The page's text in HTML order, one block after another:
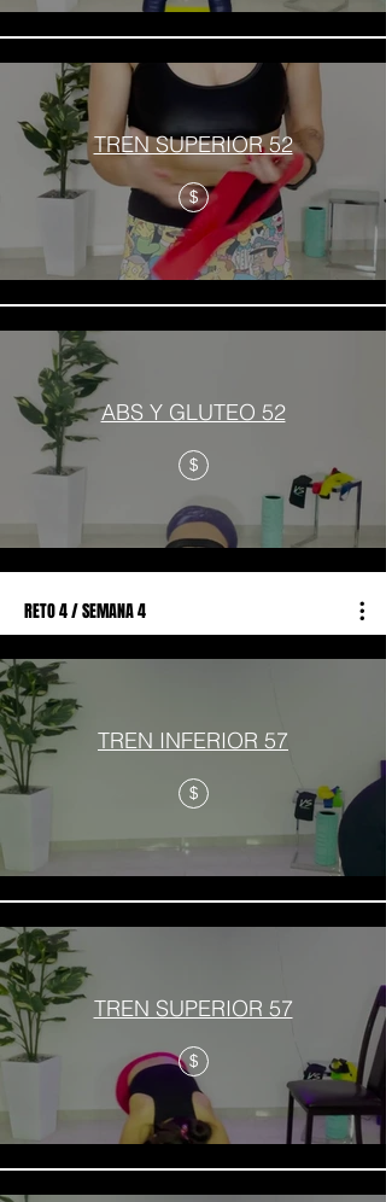
TREN SUPERIOR 52
$
ABS Y GLUTEO 52
$
RETO 4 / SEMANA 4
TREN INFERIOR 57
$
TREN SUPERIOR 57
$